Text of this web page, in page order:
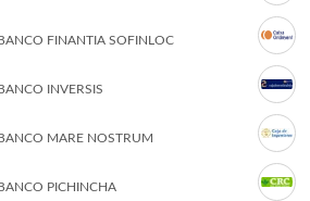
FINANTIA SOFINLOC
INVERSIS
MARE NOSTRUM
PICHINCHA